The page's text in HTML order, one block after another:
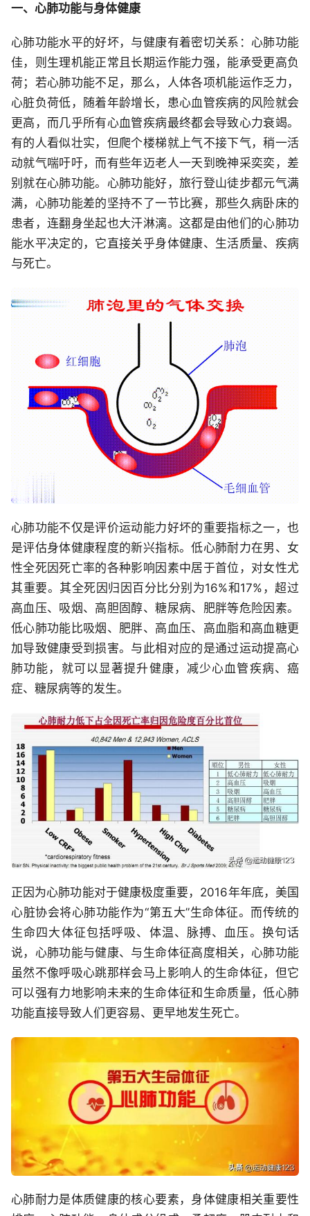
一、心肺功能与身体健康
心肺功能水平的好坏，与健康有着密切关系：心肺功能
佳，则生理机能正常且长期运作能力强，能承受更高负
荷；若心肺功能不足，那么，人体各项机能运作乏力，
心脏负荷低，随着年龄增长，患心血管疾病的风险就会
更高，而几乎所有心血管疾病最终都会导致心力衰竭。
有的人看似壮实，但爬个楼梯就上气不接下气，稍一活
动就气喘吁吁，而有些年迈老人一天到晚神采奕奕，差
别就在心肺功能。心肺功能好，旅行登山徒步都元气满
满，心肺功能差的坚持不了一节比赛，那些久病卧床的
患者，连翻身坐起也大汗淋漓。这都是由他们的心肺功
能水平决定的，它直接关乎身体健康、生活质量、疾病
与死亡。
心肺功能不仅是评价运动能力好坏的重要指标之一，也
是评估身体健康程度的新兴指标。低心肺耐力在男、女
性全死因死亡率的各种影响因素中居于首位，对女性尤
其重要。其全死因归因百分比分别为16%和17%，超过
高血压、吸烟、高胆固醇、糖尿病、肥胖等危险因素。
低心肺功能比吸烟、肥胖、高血压、高血脂和高血糖更
加导致健康受到损害。与此相对应的是通过运动提高心
肺功能，就可以显著提升健康，减少心血管疾病、癌
症、糖尿病等的发生。
正因为心肺功能对于健康极度重要，2016年年底，美国
心脏协会将心肺功能作为“第五大”生命体征。而传统的
生命四大体征包括呼吸、体温、脉搏、血压。换句话
说，心肺功能与健康、与生命体征高度相关，心肺功能
虽然不像呼吸心跳那样会马上影响人的生命体征，但它
可以强有力地影响未来的生命体征和生命质量，低心肺
功能直接导致人们更容易、更早地发生死亡。
心肺耐力是体质健康的核心要素，身体健康相关重要性